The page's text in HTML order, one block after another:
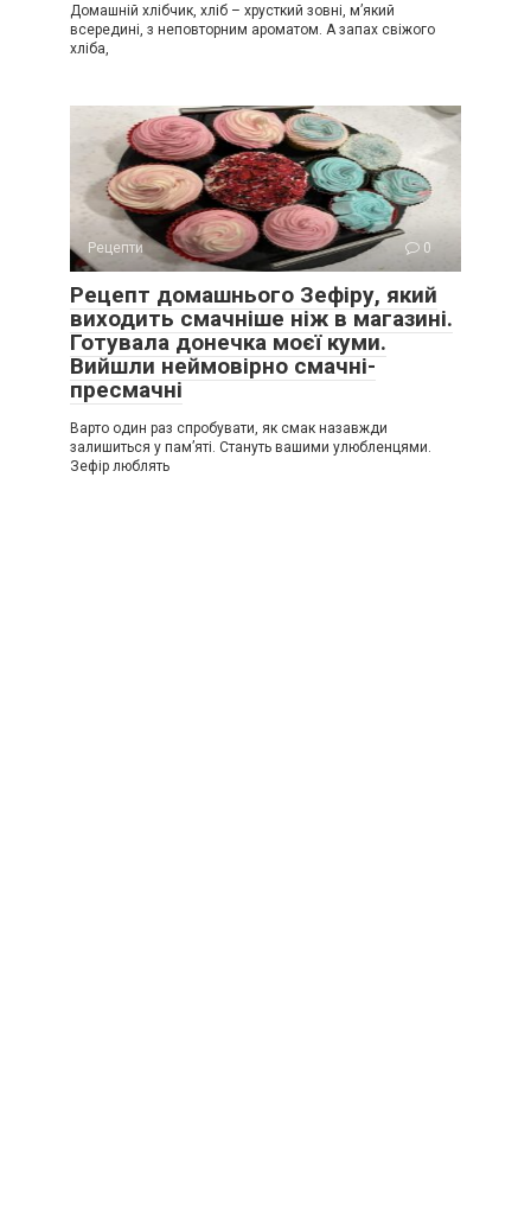
Домашній хлібчик, хліб – хрусткий зовні, м’який
всередині, з неповторним ароматом. А запах свіжого
хліба,
Рецепти 0
Рецепт домашнього Зефіру, який
виходить смачніше ніж в магазині.
Готувала донечка моєї куми.
Вийшли неймовірно смачні-
пресмачні
Варто один раз спробувати, як смак назавжди
залишиться у пам’яті. Стануть вашими улюбленцями.
Зефір люблять